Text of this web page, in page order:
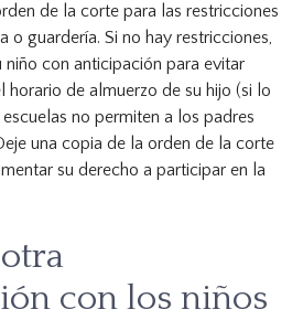
de la corte para las restricciones
o guardería. Si no hay restricciones,
niño con anticipación para evitar
horario de almuerzo de su hijo (si lo
no permiten a los padres
una copia de la orden de la corte
su derecho a participar en la
con los niños